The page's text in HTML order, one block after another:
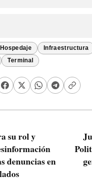
Hospedaje Infraestructura
Terminal
su rol y
denuncias en